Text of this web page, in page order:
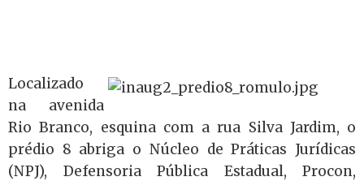
Localizado
na avenida
Rio Branco, esquina com a rua Silva Jardim, o
prédio 8 abriga o Núcleo de Práticas Jurídicas
(NPJ), Defensoria Pública Estadual, Procon,